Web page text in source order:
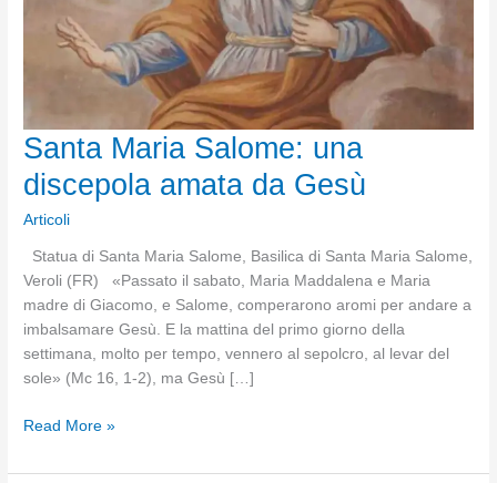
Santa Maria Salome: una
discepola amata da Gesù
Articoli
Statua di Santa Maria Salome, Basilica di Santa Maria Salome,
Veroli (FR) «Passato il sabato, Maria Maddalena e Maria
madre di Giacomo, e Salome, comperarono aromi per andare a
imbalsamare Gesù. E la mattina del primo giorno della
settimana, molto per tempo, vennero al sepolcro, al levar del
sole» (Mc 16, 1-2), ma Gesù […]
Santa
Salome:
Read More »